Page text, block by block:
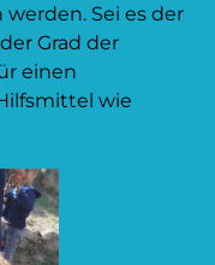
Sei es der
Grad der
einen
wie